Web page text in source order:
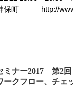
保町 http://
ミナー2017 第2
ークフロー、チェ